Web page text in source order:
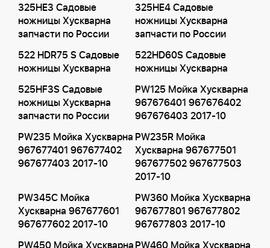
325HE3 Садовые
ножницы Хускварна
запчасти по России
325HE4 Садовые
ножницы Хускварна
запчасти по России
522 HDR75 S Садовые
ножницы Хускварна
522HD60S Садовые
ножницы Хускварна
525HF3S Садовые
ножницы Хускварна
запчасти по России
PW125 Мойка Хускварна
967676401 967676402
967676403 2017-10
PW235 Мойка Хускварна
967677401 967677402
967677403 2017-10
PW235R Мойка
Хускварна 967677501
967677502 967677503
2017-10
PW345C Мойка
Хускварна 967677601
967677602 2017-10
PW360 Мойка Хускварна
967677801 967677802
967677803 2017-10